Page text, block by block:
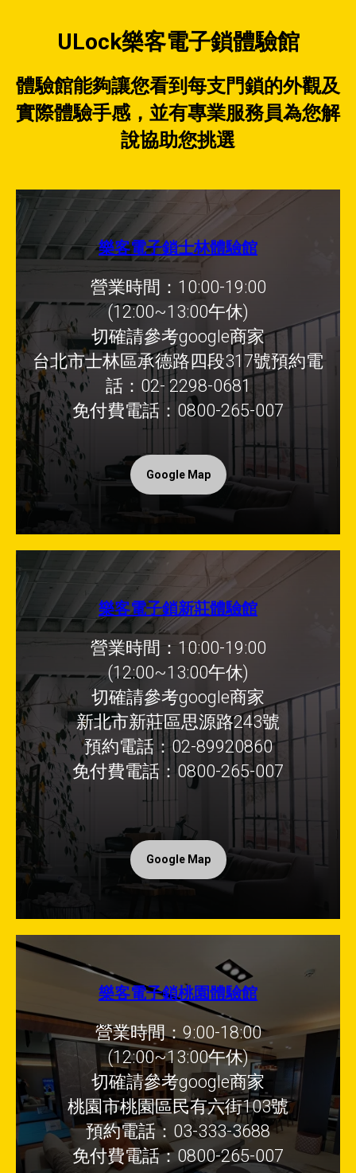
ULock樂客電子鎖體驗館
體驗館能夠讓您看到每支門鎖的外觀及
實際體驗手感，並有專業服務員為您解
說協助您挑選
樂客電子鎖士林體驗館
營業時間：10:00-19:00
(12:00~13:00午休)
切確請參考google商家
台北市士林區承德路四段317號預約電
話：02- 2298-0681
免付費電話：0800-265-007
Google Map
樂客電子鎖新莊體驗館
營業時間：10:00-19:00
(12:00~13:00午休)
切確請參考google商家
新北市新莊區思源路243號
預約電話：02-89920860
免付費電話：0800-265-007
Google Map
樂客電子鎖桃園體驗館
營業時間：9:00-18:00
(12:00~13:00午休)
切確請參考google商家
桃園市桃園區民有六街103號
預約電話：03-333-3688
免付費電話：0800-265-007